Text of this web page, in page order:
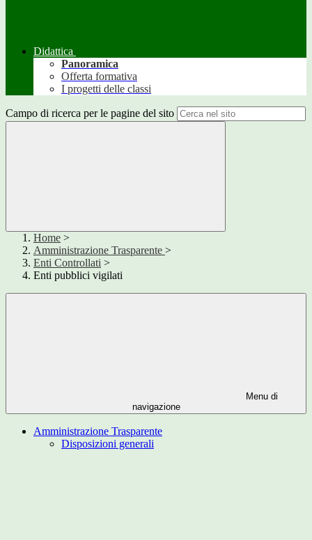
Didattica
Panoramica
Offerta formativa
I progetti delle classi
Campo di ricerca per le pagine del sito
Home >
Amministrazione Trasparente >
Enti Controllati >
Enti pubblici vigilati
Menu di
navigazione
Amministrazione Trasparente
Disposizioni generali